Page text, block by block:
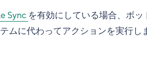
Sync を有効にしている場合、ボッ
ムに代わってアクションを実行し